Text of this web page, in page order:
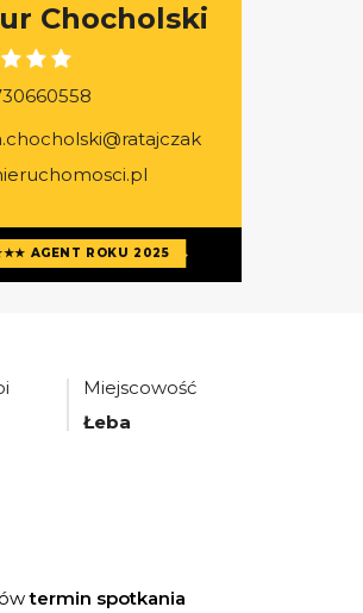
AGENT ROKU 2025
Chocholski
ofertagenta
Miejscowość
Łeba
termin spotkania